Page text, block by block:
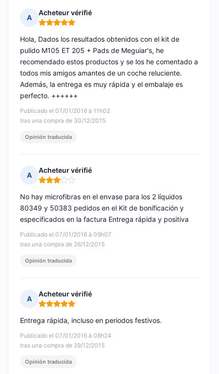
A
Acheteur vérifié
Nota: 5 de 5
Publicado el 07/01/2016 à 11h02
tras una compra de 30/12/2015
Hola, Dados los resultados obtenidos con el kit de
pulido M105 ET 205 + Pads de Meguiar's, he
recomendado estos productos y se los he comentado a
todos mis amigos amantes de un coche reluciente.
Además, la entrega es muy rápida y el embalaje es
perfecto. ++++++
Opinión traducida
A
Acheteur vérifié
Nota: 3 de 5
Publicado el 07/01/2016 à 09h07
tras una compra de 26/12/2015
No hay microfibras en el envase para los 2 líquidos
80349 y 50383 pedidos en el Kit de bonificación y
especificados en la factura Entrega rápida y positiva
Opinión traducida
A
Acheteur vérifié
Nota: 5 de 5
Publicado el 07/01/2016 à 08h24
tras una compra de 29/12/2015
Entrega rápida, incluso en periodos festivos.
Opinión traducida